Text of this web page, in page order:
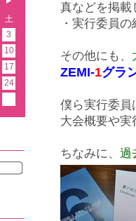
真などを掲載
・実行委員
その他にも、
ZEMI-1グラ
僕ら実行委員
大会概要や実
ちなみに、 過
土
3
10
17
24